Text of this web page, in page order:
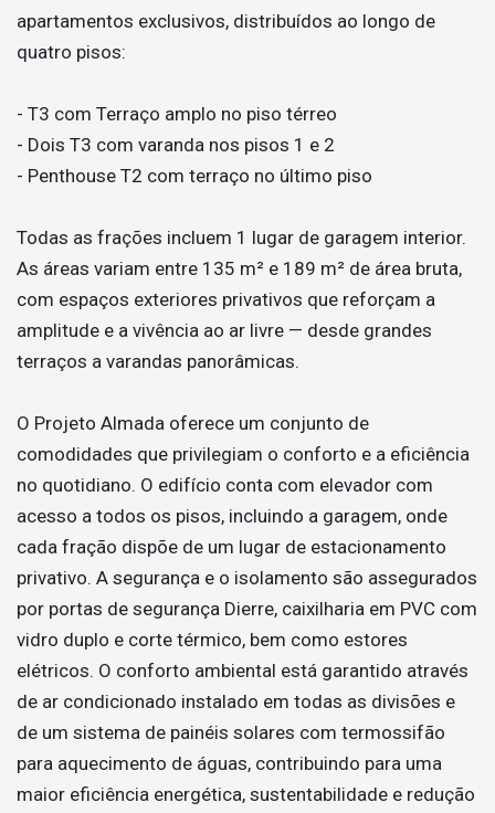
apartamentos exclusivos, distribuídos ao longo de
quatro pisos:
- T3 com Terraço amplo no piso térreo
- Dois T3 com varanda nos pisos 1 e 2
- Penthouse T2 com terraço no último piso
Todas as frações incluem 1 lugar de garagem interior.
As áreas variam entre 135 m² e 189 m² de área bruta,
com espaços exteriores privativos que reforçam a
amplitude e a vivência ao ar livre — desde grandes
terraços a varandas panorâmicas.
O Projeto Almada oferece um conjunto de
comodidades que privilegiam o conforto e a eficiência
no quotidiano. O edifício conta com elevador com
acesso a todos os pisos, incluindo a garagem, onde
cada fração dispõe de um lugar de estacionamento
privativo. A segurança e o isolamento são assegurados
por portas de segurança Dierre, caixilharia em PVC com
vidro duplo e corte térmico, bem como estores
elétricos. O conforto ambiental está garantido através
de ar condicionado instalado em todas as divisões e
de um sistema de painéis solares com termossifão
para aquecimento de águas, contribuindo para uma
maior eficiência energética, sustentabilidade e redução